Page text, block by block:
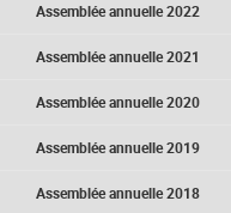
Assemblée annuelle 2022
Assemblée annuelle 2021
Assemblée annuelle 2020
Assemblée annuelle 2019
Assemblée annuelle 2018